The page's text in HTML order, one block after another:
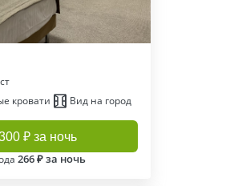
кровати
Вид на город
₽ за ночь
266 ₽ за ночь